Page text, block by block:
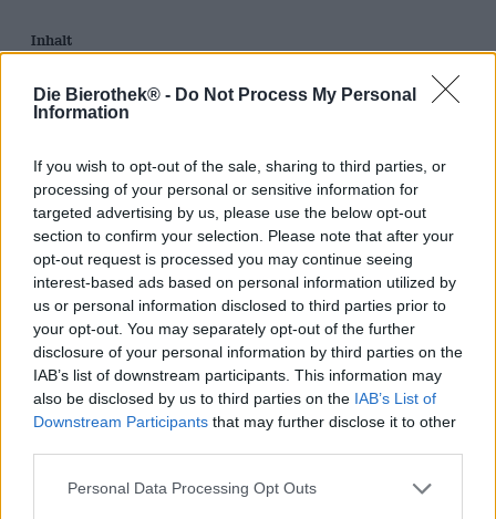
Die Bierothek® - Do Not Process My Personal
Information
If you wish to opt-out of the sale, sharing to third parties, or
processing of your personal or sensitive information for
targeted advertising by us, please use the below opt-out
section to confirm your selection. Please note that after your
opt-out request is processed you may continue seeing
interest-based ads based on personal information utilized by
us or personal information disclosed to third parties prior to
your opt-out. You may separately opt-out of the further
disclosure of your personal information by third parties on the
IAB’s list of downstream participants. This information may
also be disclosed by us to third parties on the IAB’s List of
Downstream Participants that may further disclose it to other
Personal Data Processing Opt Outs
Inhalt
0,50 Liter Flasche
Brauerei
Bierothek® ID
10190094
EAN
0723736518211
Gewicht
Pfand
€ 0.08
LMIV
Verantwortlicher Lebensmittelunternehmer (EU)
MBM Braugesellschaft mbH, Gerhardstraße 7, 81543
München Deutschland(DE)
Deutschland